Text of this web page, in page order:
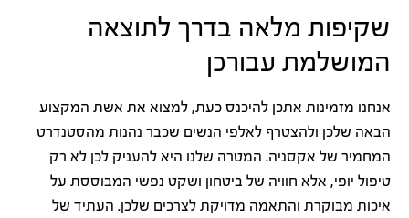
שקיפות מלאה בדרך לתוצאה
המושלמת עבורכן
אנחנו מזמינות אתכן להיכנס כעת, למצוא את אשת המקצוע
הבאה שלכן ולהצטרף לאלפי הנשים שכבר נהנות מהסטנדרט
המחמיר של אקסניה. המטרה שלנו היא להעניק לכן לא רק
טיפול יופי, אלא חוויה של ביטחון ושקט נפשי המבוססת על
איכות מבוקרת והתאמה מדויקת לצרכים שלכן. העתיד של